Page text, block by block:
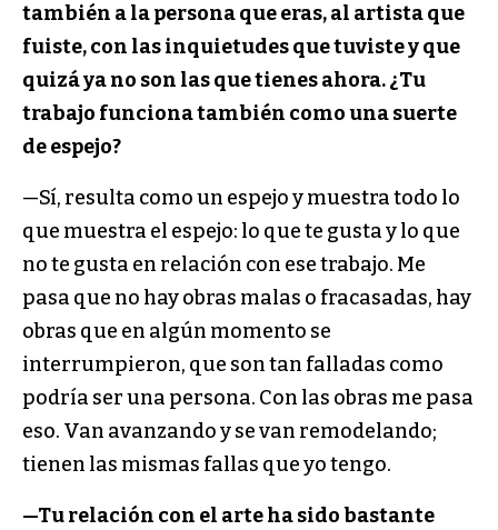
también a la persona que eras, al artista que
fuiste, con las inquietudes que tuviste y que
quizá ya no son las que tienes ahora. ¿Tu
trabajo funciona también como una suerte
de espejo?
—Sí, resulta como un espejo y muestra todo lo
que muestra el espejo: lo que te gusta y lo que
no te gusta en relación con ese trabajo. Me
pasa que no hay obras malas o fracasadas, hay
obras que en algún momento se
interrumpieron, que son tan falladas como
podría ser una persona. Con las obras me pasa
eso. Van avanzando y se van remodelando;
tienen las mismas fallas que yo tengo.
—Tu relación con el arte ha sido bastante